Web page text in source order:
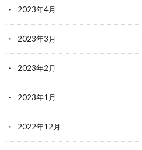
2023年4月
2023年3月
2023年2月
2023年1月
2022年12月